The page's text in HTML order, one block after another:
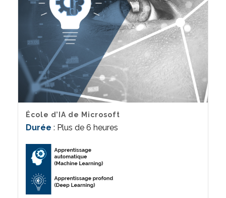
École d’IA de Microsoft
Durée : Plus de 6 heures